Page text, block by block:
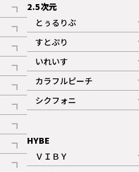
2.5次元
とぅるりぶ
記事
すとぷり
記事
ギャラリー
いれいす
記事
ギャラリー
カラフルピーチ
記事
シクフォニ
記事
HYBE
ＶＩＢＹ
記事